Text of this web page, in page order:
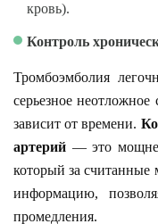
кровь).
Контроль
Тромбоэмболия
серьезное
зависит от времени.
артерий — это
который за
информацию,
промедления.